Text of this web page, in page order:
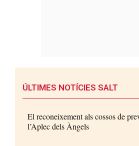
ÚLTIMES NOTÍCIES SALT
El reconeixement als cossos de
l’Aplec dels Àngels